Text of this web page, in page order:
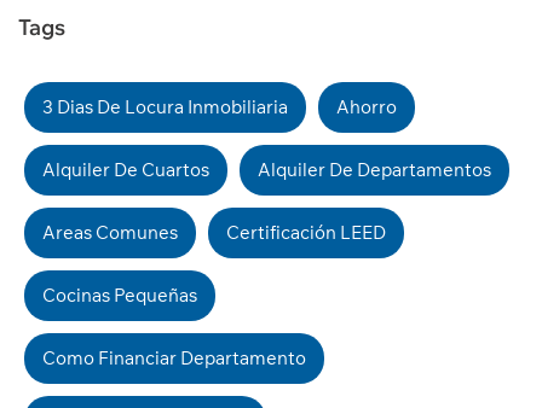
Tags
3 Dias De Locura Inmobiliaria Ahorro
Alquiler De Cuartos Alquiler De Departamentos
Areas Comunes Certificación LEED
Cocinas Pequeñas
Como Financiar Departamento